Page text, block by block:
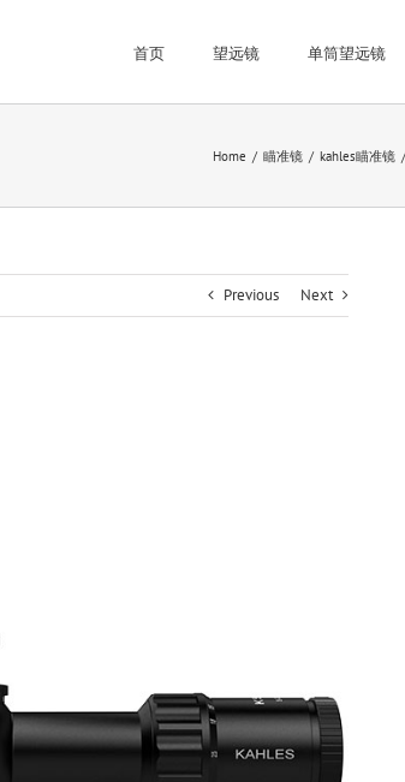
首页 望远镜 单筒望远镜
Home 瞄准镜 kahles瞄准镜
Previous Next